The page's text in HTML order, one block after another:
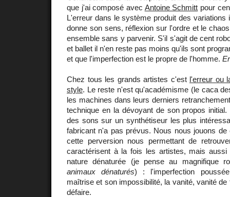
que j'ai composé avec Antoine Schmitt pour
L'erreur dans le système produit des
donne son sens, réflexion sur l'ordre et le
ensemble sans y parvenir. S'il s'agit de cent
et ballet il n'en reste pas moins qu'ils sont
et que l'imperfection est le propre de l'homme.
Chez tous les grands artistes c'est l'erreur ou
style. Le reste n'est qu'académisme (le caca
les machines dans leurs derniers
technique en la dévoyant de son propos
des sons sur un synthétiseur les plus
fabricant n'a pas prévus. Nous nous jouons
cette perversion nous permettant de
caractérisent à la fois les artistes, mais
nature dénaturée (je pense au magnifique
animaux dénaturés) : l'imperfection
maîtrise et son impossibilité, la vanité, vanité
défaire.